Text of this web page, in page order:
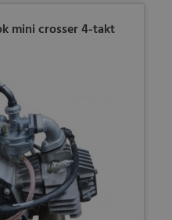
mini crosser 4-takt